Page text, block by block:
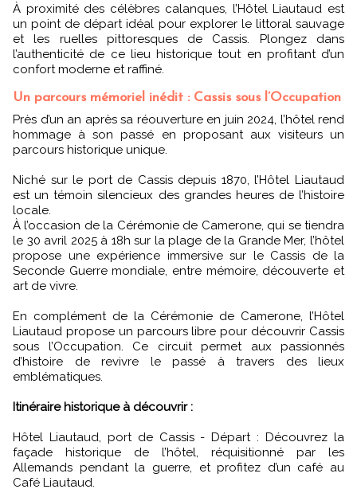
À proximité des célèbres calanques, l’Hôtel Liautaud est
un point de départ idéal pour explorer le littoral sauvage
et les ruelles pittoresques de Cassis. Plongez dans
l’authenticité de ce lieu historique tout en profitant d’un
confort moderne et raffiné.
Un parcours mémoriel inédit : Cassis sous l’Occupation
Près d’un an après sa réouverture en juin 2024, l’hôtel rend
hommage à son passé en proposant aux visiteurs un
parcours historique unique.
Niché sur le port de Cassis depuis 1870, l’Hôtel Liautaud
est un témoin silencieux des grandes heures de l’histoire
locale.
À l’occasion de la Cérémonie de Camerone, qui se tiendra
le 30 avril 2025 à 18h sur la plage de la Grande Mer, l’hôtel
propose une expérience immersive sur le Cassis de la
Seconde Guerre mondiale, entre mémoire, découverte et
art de vivre.
En complément de la Cérémonie de Camerone, l’Hôtel
Liautaud propose un parcours libre pour découvrir Cassis
sous l’Occupation. Ce circuit permet aux passionnés
d’histoire de revivre le passé à travers des lieux
emblématiques.
Itinéraire historique à découvrir :
Hôtel Liautaud, port de Cassis - Départ : Découvrez la
façade historique de l’hôtel, réquisitionné par les
Allemands pendant la guerre, et profitez d’un café au
Café Liautaud.